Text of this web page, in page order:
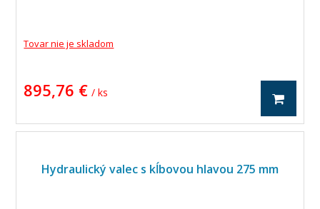
Tovar nie je skladom
895,76 € / ks
Hydraulický valec s kĺbovou hlavou 275 mm